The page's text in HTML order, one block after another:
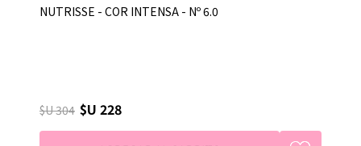
NUTRISSE - COR INTENSA - Nº 6.0
$U 304 $U 228